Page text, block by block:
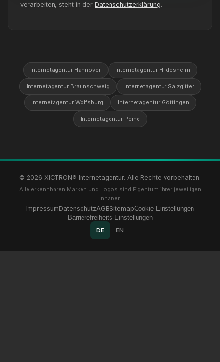
verarbeiten, steht in der Datenschutzerklärung.
Internetagentur Hannover Internetagentur Hildesheim
Internetagentur Braunschweig Internetagentur Salzgitter
Internetagentur Wolfsburg Internetagentur Göttingen
Internetagentur Peine
© 2026 XICTRON® Internetagentur. Alle Rechte vorbehalten.
Alle erkennbaren Marken und Logos sind Eigentum ihrer jeweiligen
Inhaber.
ImpressumDatenschutzAGBSitemapCookie-Einstellungen
Barrierefreiheits-Einstellungen
DE
EN